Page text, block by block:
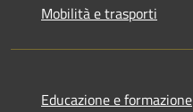
Mobilità e trasporti
Educazione e formazione